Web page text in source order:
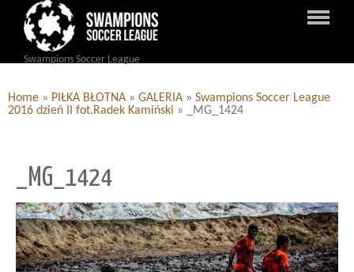
Swampions Soccer League
Home » PIŁKA BŁOTNA » GALERIA » Swampions Soccer League
2016 dzień II fot.Radek Kamiński » _MG_1424
_MG_1424